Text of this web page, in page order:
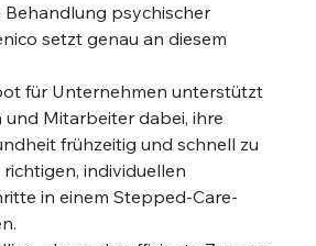
Behandlung psychischer
setzt genau an diesem
für Unternehmen unterstützt
Mitarbeiter dabei, ihre
frühzeitig und schnell zu
individuellen
in einem Stepped-Care-